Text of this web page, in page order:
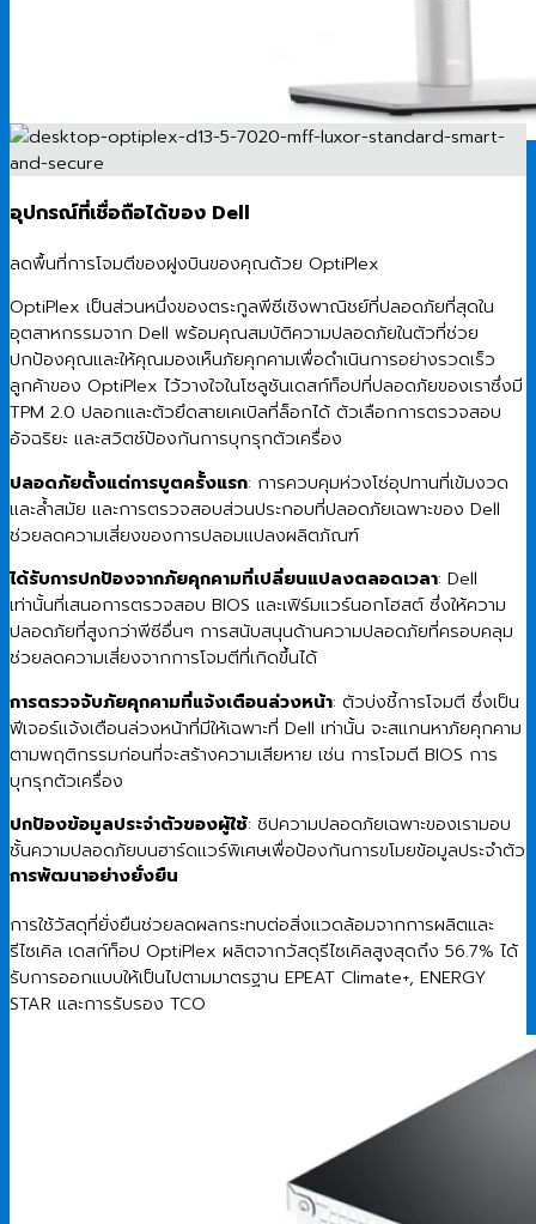
อุปกรณ์ที่เชื่อถือได้ของ Dell
ลดพื้นที่การโจมตีของฝูงบินของคุณด้วย OptiPlex
OptiPlex เป็นส่วนหนึ่งของตระกูลพีซีเชิงพาณิชย์ที่ปลอดภัยที่สุดใน
อุตสาหกรรมจาก Dell พร้อมคุณสมบัติความปลอดภัยในตัวที่ช่วย
ปกป้องคุณและให้คุณมองเห็นภัยคุกคามเพื่อดำเนินการอย่างรวดเร็ว
ลูกค้าของ OptiPlex ไว้วางใจในโซลูชันเดสก์ท็อปที่ปลอดภัยของเราซึ่งมี
TPM 2.0 ปลอกและตัวยึดสายเคเบิลที่ล็อกได้ ตัวเลือกการตรวจสอบ
อัจฉริยะ และสวิตช์ป้องกันการบุกรุกตัวเครื่อง
ปลอดภัยตั้งแต่การบูตครั้งแรก: การควบคุมห่วงโซ่อุปทานที่เข้มงวด
และล้ำสมัย และการตรวจสอบส่วนประกอบที่ปลอดภัยเฉพาะของ Dell
ช่วยลดความเสี่ยงของการปลอมแปลงผลิตภัณฑ์
ได้รับการปกป้องจากภัยคุกคามที่เปลี่ยนแปลงตลอดเวลา: Dell
เท่านั้นที่เสนอการตรวจสอบ BIOS และเฟิร์มแวร์นอกโฮสต์ ซึ่งให้ความ
ปลอดภัยที่สูงกว่าพีซีอื่นๆ การสนับสนุนด้านความปลอดภัยที่ครอบคลุม
ช่วยลดความเสี่ยงจากการโจมตีที่เกิดขึ้นได้​
การตรวจจับภัยคุกคามที่แจ้งเตือนล่วงหน้า: ตัวบ่งชี้การโจมตี ซึ่งเป็น
ฟีเจอร์แจ้งเตือนล่วงหน้าที่มีให้เฉพาะที่ Dell เท่านั้น จะสแกนหาภัยคุกคาม
ตามพฤติกรรมก่อนที่จะสร้างความเสียหาย เช่น การโจมตี BIOS การ
บุกรุกตัวเครื่อง​
ปกป้องข้อมูลประจำตัวของผู้ใช้: ชิปความปลอดภัยเฉพาะของเรามอบ
ชั้นความปลอดภัยบนฮาร์ดแวร์พิเศษเพื่อป้องกันการขโมยข้อมูลประจำตัว
การพัฒนาอย่างยั่งยืน
การใช้วัสดุที่ยั่งยืนช่วยลดผลกระทบต่อสิ่งแวดล้อมจากการผลิตและ
รีไซเคิล เดสก์ท็อป OptiPlex ผลิตจากวัสดุรีไซเคิลสูงสุดถึง 56.7% ได้
รับการออกแบบให้เป็นไปตามมาตรฐาน EPEAT Climate+, ENERGY
STAR และการรับรอง TCO